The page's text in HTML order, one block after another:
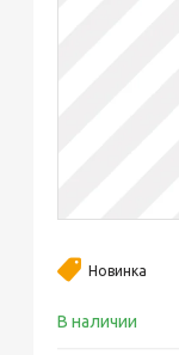
Новинка
В наличии